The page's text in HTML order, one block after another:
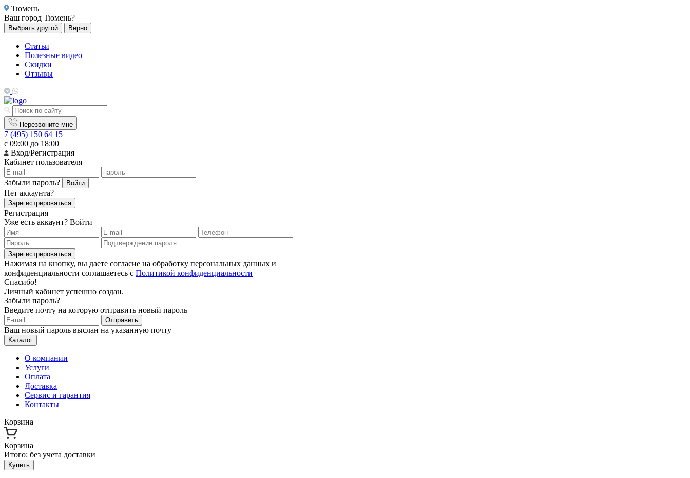
Тюмень
Ваш город Тюмень?
Выбрать другой Верно
Статьи
Полезные видео
Скидки
Отзывы
Перезвоните мне
7 (495) 150 64 15
с 09:00 до 18:00
Вход/Регистрация
Кабинет пользователя
Забыли пароль? Войти
Нет аккаунта?
Зарегистрироваться
Регистрация
Уже есть аккаунт? Войти
Зарегистрироваться
Нажимая на кнопку, вы даете согласие на обработку персональных данных и
конфиденциальности соглашаетесь с Политикой конфиденциальности
Спасибо!
Личный кабинет успешно создан.
Забыли пароль?
Введите почту на которую отправить новый пароль
Отправить
Ваш новый пароль выслан на указанную почту
Каталог
О компании
Услуги
Оплата
Доставка
Сервис и гарантия
Контакты
Корзина
Корзина
Итого: без учета доставки
Купить